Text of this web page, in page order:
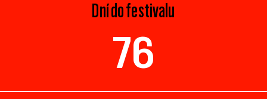
Dní do festivalu
76